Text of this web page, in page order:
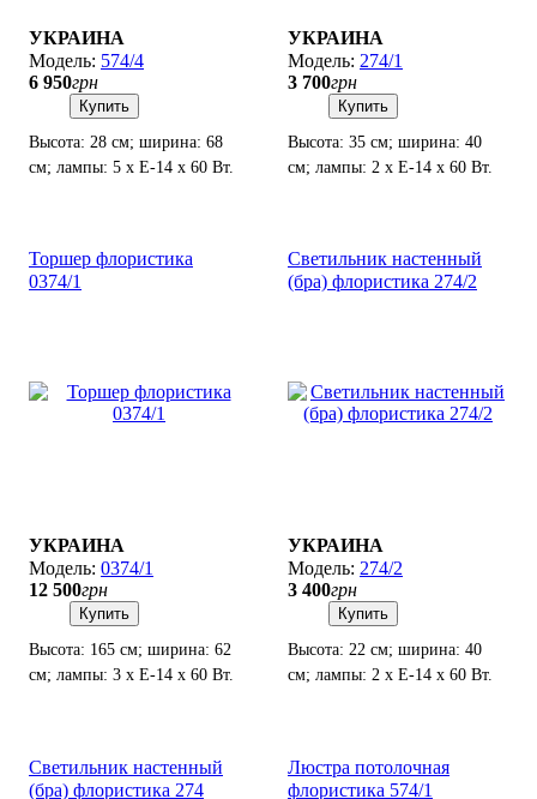
УКРАИНА
574/4
6 950грн
Купить
Высота: 28 см; ширина: 68
см; лампы: 5 х Е-14 х 60 Вт.
УКРАИНА
274/1
3 700грн
Купить
Высота: 35 см; ширина: 40
см; лампы: 2 х Е-14 х 60 Вт.
Торшер флористика
0374/1
УКРАИНА
0374/1
12 500грн
Купить
Высота: 165 см; ширина: 62
см; лампы: 3 х Е-14 х 60 Вт.
Светильник настенный
(бра) флористика 274/2
УКРАИНА
274/2
3 400грн
Купить
Высота: 22 см; ширина: 40
см; лампы: 2 х Е-14 х 60 Вт.
Светильник настенный
(бра) флористика 274
Люстра потолочная
флористика 574/1